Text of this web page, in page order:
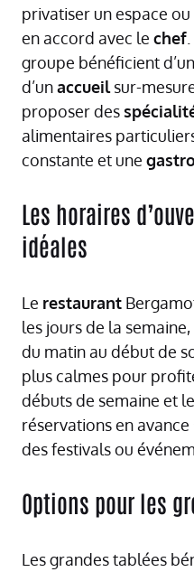
privatiser un espace
en accord avec le chef
groupe bénéficient
d’unaccueilsur-
proposer des
alimentaires
constante et une
Les horaires
idéales
Le restaurant
les jours de la
du matin au début de
plus calmes pour
débuts de semaine et
réservations en
des festivals ou
Options pour les
Les grandes tablées